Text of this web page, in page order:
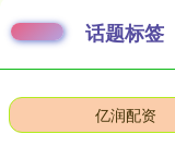
话题标签
亿润配资